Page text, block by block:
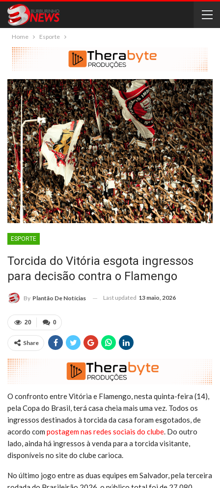
Home Esporte
ESPORTE
Torcida do Vitória esgota ingressos
para decisão contra o Flamengo
By Plantão De Notícias Last updated 13 maio, 2026
0
20
Share
O confronto entre Vitória e Flamengo, nesta quinta-feira (14),
pela Copa do Brasil, terá casa cheia mais uma vez. Todos os
ingressos destinados à torcida da casa foram esgotados, de
acordo com postagem nas redes sociais do clube. Do outro
lado, ainda há ingressos à venda para a torcida visitante,
disponíveis no site do clube carioca.
No último jogo entre as duas equipes em Salvador, pela terceira